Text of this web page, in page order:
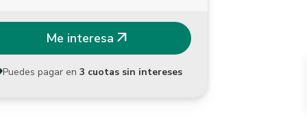
Me interesa arrow_outward
Puedes pagar en 3 cuotas sin intereses